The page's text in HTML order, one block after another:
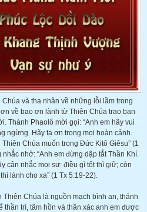
và tha nhân về những lỗi lầm trong
về bao ơn lành từ Thiên Chúa trao ban
Thánh Phaolô mời gọi: “Anh em hãy vui
ngừng. Hãy tạ ơn trong mọi hoàn cảnh.
Chúa muốn trong Đức Kitô Giêsu” (1
nhở: “Anh em đừng dập tắt Thần Khí.
cân nhắc mọi sự: điều gì tốt thì giữ; còn
lánh cho xa” (1 Tx 5:19-22).
Thiên Chúa là nguồn mạch bình an, thánh
thần trí, tâm hồn và thân xác anh em được